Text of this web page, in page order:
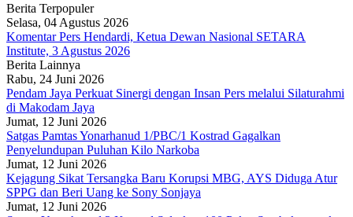
Berita Terpopuler
Selasa, 04 Agustus 2026
Komentar Pers Hendardi, Ketua Dewan Nasional SETARA
Institute, 3 Agustus 2026
Berita Lainnya
Rabu, 24 Juni 2026
Pendam Jaya Perkuat Sinergi dengan Insan Pers melalui Silaturahmi
di Makodam Jaya
Jumat, 12 Juni 2026
Satgas Pamtas Yonarhanud 1/PBC/1 Kostrad Gagalkan
Penyelundupan Puluhan Kilo Narkoba
Jumat, 12 Juni 2026
Kejagung Sikat Tersangka Baru Korupsi MBG, AYS Diduga Atur
SPPG dan Beri Uang ke Sony Sonjaya
Jumat, 12 Juni 2026